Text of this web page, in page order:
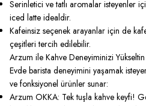
Serinletici ve tatlı aromalar isteyenler
iced latte idealdir.
Kafeinsiz seçenek arayanlar için de
çeşitleri tercih edilebilir.
Arzum ile Kahve Deneyiminizi Yükseltin
Evde barista deneyimini yaşamak
ve fonksiyonel ürünler sunar:
Arzum OKKA: Tek tuşla kahve keyfi!